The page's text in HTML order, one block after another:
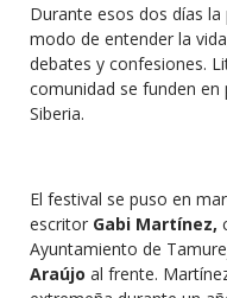
Durante esos dos días
modo de entender la
debates y confesiones.
comunidad se funden en
Siberia.
El festival se puso en
escritor Gabi Martínez,
Ayuntamiento de
Araújo al frente.